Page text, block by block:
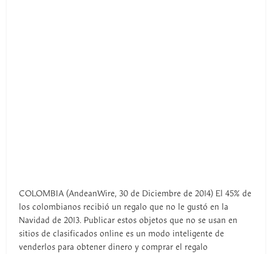
COLOMBIA (AndeanWire, 30 de Diciembre de 2014) El 45% de
los colombianos recibió un regalo que no le gustó en la
Navidad de 2013. Publicar estos objetos que no se usan en
sitios de clasificados online es un modo inteligente de
venderlos para obtener dinero y comprar el regalo